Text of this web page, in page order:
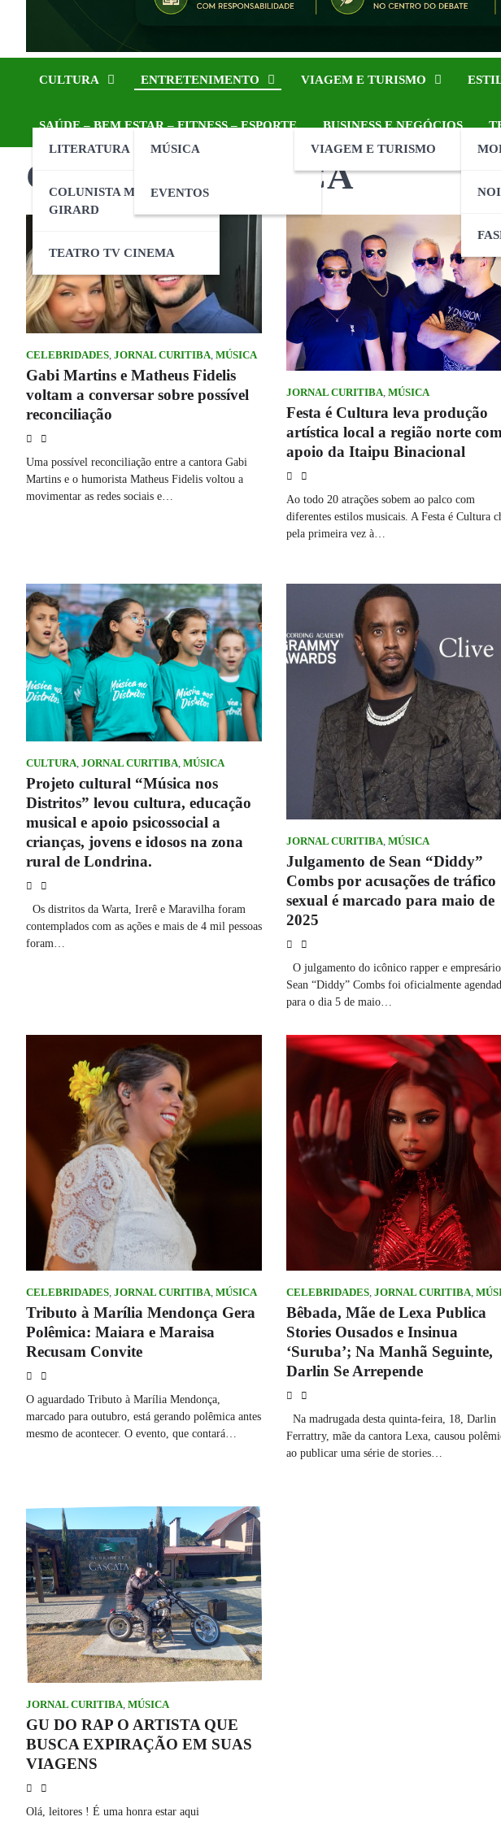
CULTURA
LITERATURA
COLUNISTA MARCELO
GIRARD
TEATRO TV CINEMA
ENTRETENIMENTO
MÚSICA
EVENTOS
VIAGEM E TURISMO
VIAGEM E TURISMO
SAÚDE – BEM ESTAR – FITNESS – ESPORTE BUSINESS E NEGÓCIOS
Categoria: MÚSICA
CELEBRIDADES, JORNAL CURITIBA, MÚSICA
Gabi Martins e Matheus Fidelis
voltam a conversar sobre possível
reconciliação
Uma possível reconciliação entre a cantora Gabi
Martins e o humorista Matheus Fidelis voltou a
movimentar as redes sociais e…
JORNAL CURITIBA, MÚSICA
Festa é Cultura leva produção
artística local a região norte com
apoio da Itaipu Binacional
Ao todo 20 atrações sobem ao palco com
diferentes estilos musicais. A Festa é Cultura
pela primeira vez à…
CULTURA, JORNAL CURITIBA, MÚSICA
Projeto cultural “Música nos
Distritos” levou cultura, educação
musical e apoio psicossocial a
crianças, jovens e idosos na zona
rural de Londrina.
Os distritos da Warta, Irerê e Maravilha foram
contemplados com as ações e mais de 4 mil pessoas
foram…
JORNAL CURITIBA, MÚSICA
Julgamento de Sean “Diddy”
Combs por acusações de tráfico
sexual é marcado para maio de
2025
O julgamento do icônico rapper e empresário
Sean “Diddy” Combs foi oficialmente
para o dia 5 de maio…
CELEBRIDADES, JORNAL CURITIBA, MÚSICA
Tributo à Marília Mendonça Gera
Polêmica: Maiara e Maraisa
Recusam Convite
O aguardado Tributo à Marília Mendonça,
marcado para outubro, está gerando polêmica antes
mesmo de acontecer. O evento, que contará…
CELEBRIDADES, JORNAL CURITIBA,
Bêbada, Mãe de Lexa Publica
Stories Ousados e Insinua
‘Suruba’; Na Manhã Seguinte,
Darlin Se Arrepende
Na madrugada desta quinta-feira, 18, Darlin
Ferrattry, mãe da cantora Lexa, causou
ao publicar uma série de stories…
JORNAL CURITIBA, MÚSICA
GU DO RAP O ARTISTA QUE
BUSCA EXPIRAÇÃO EM SUAS
VIAGENS
Olá, leitores ! É uma honra estar aqui